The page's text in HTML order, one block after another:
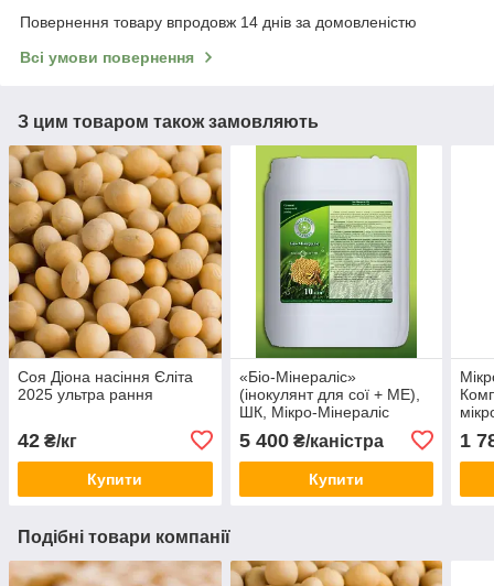
Повернення товару впродовж 14 днів за домовленістю
Всі умови повернення
З цим товаром також замовляють
Соя Діона насіння Єліта
2025 ультра рання
42 ₴/кг
Купити
«Біо-Мінераліс»
(інокулянт для сої + МЕ),
ШК, Мікро-Мінераліс
5 400₴/каністра
Купити
(10
1
Подібні товари компанії